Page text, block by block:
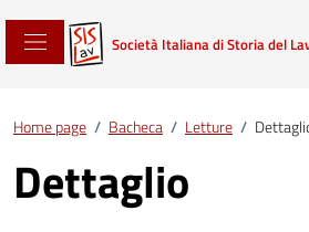
Società Italiana di Storia del
Home page / Bacheca / Letture /
Dettaglio